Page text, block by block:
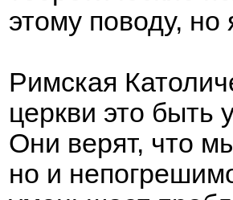
этому поводу,
Римская
церкви это быть
Они верят, что
но и